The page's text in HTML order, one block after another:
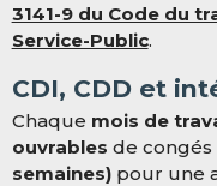
3141-9 du Code du
Service-Public.
CDI, CDD et
Chaque mois de
ouvrables de congés
semaines)pour une